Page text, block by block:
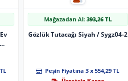
Mağazadan Al: 393,26 TL
Gözlük Tutacağı Siyah / Sygz04-2
Peşin Fiyatına 3 x 554,29 TL